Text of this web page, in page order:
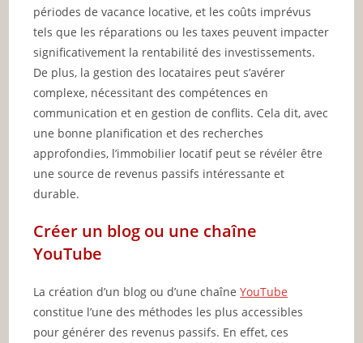
périodes de vacance locative, et les coûts imprévus
tels que les réparations ou les taxes peuvent impacter
significativement la rentabilité des investissements.
De plus, la gestion des locataires peut s’avérer
complexe, nécessitant des compétences en
communication et en gestion de conflits. Cela dit, avec
une bonne planification et des recherches
approfondies, l’immobilier locatif peut se révéler être
une source de revenus passifs intéressante et
durable.
Créer un blog ou une chaîne
YouTube
La création d’un blog ou d’une chaîneYouTube
constitue l’une des méthodes les plus accessibles
pour générer des revenus passifs. En effet, ces